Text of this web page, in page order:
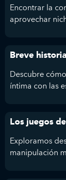
Encontrar la
aprovechar
Breve
Descubre
íntima con las
Los juegos
Exploramos
manipulación